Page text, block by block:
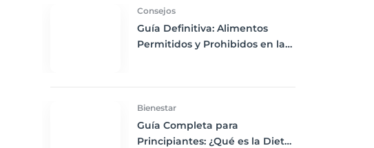
Consejos
Guía Definitiva: Alimentos
Permitidos y Prohibidos en la
Bienestar
Guía Completa para
Principiantes: ¿Qué es la Dieta